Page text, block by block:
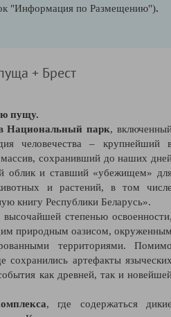
"Информация по Размещению").
+ Брест
пущу.
Национальный парк,
человечества – крупнейший
сохранивший до наших
облик и ставший «убежищем»
и растений, в том
книгу Республики Беларусь».
степенью
природным оазисом,
территориями.
артефакты
как древней, так и
, где содержаться